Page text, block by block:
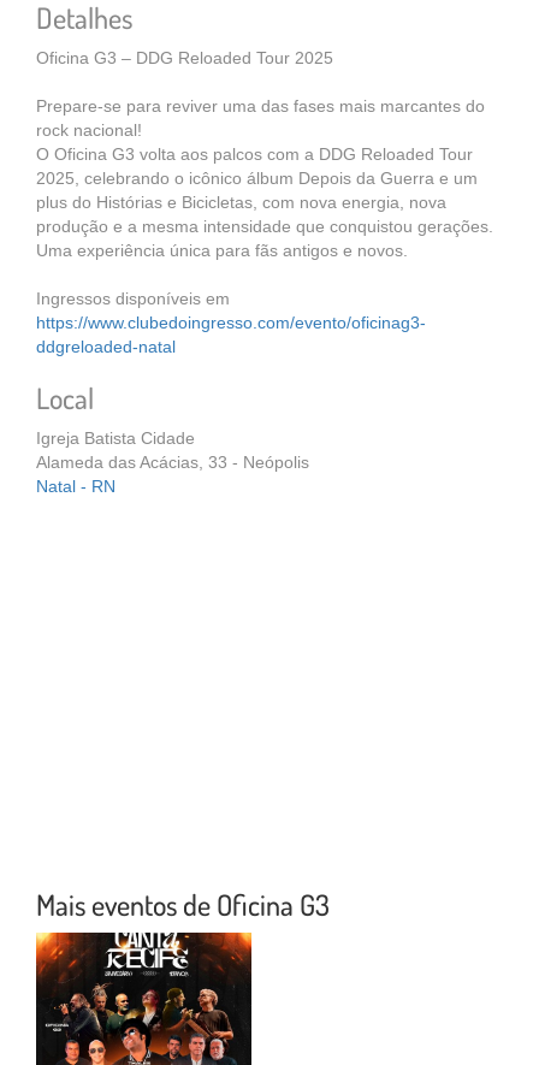
Detalhes
Oficina G3 – DDG Reloaded Tour 2025
Prepare-se para reviver uma das fases mais marcantes do
rock nacional!
O Oficina G3 volta aos palcos com a DDG Reloaded Tour
2025, celebrando o icônico álbum Depois da Guerra e um
plus do Histórias e Bicicletas, com nova energia, nova
produção e a mesma intensidade que conquistou gerações.
Uma experiência única para fãs antigos e novos.
Ingressos disponíveis em
https://www.clubedoingresso.com/evento/oficinag3-
ddgreloaded-natal
Local
Igreja Batista Cidade
Alameda das Acácias, 33 - Neópolis
Natal - RN
Mais eventos de Oficina G3